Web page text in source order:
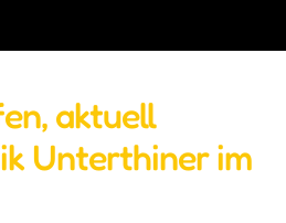
aktuell
Unterthiner im